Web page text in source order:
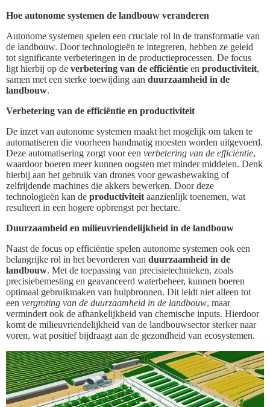
Hoe autonome systemen de landbouw veranderen
Autonome systemen spelen een cruciale rol in de transformatie van
de landbouw. Door technologieën te integreren, hebben ze geleid
tot significante verbeteringen in de productieprocessen. De focus
ligt hierbij op de verbetering van de efficiëntie en productiviteit,
samen met een sterke toewijding aan duurzaamheid in de
landbouw.
Verbetering van de efficiëntie en productiviteit
De inzet van autonome systemen maakt het mogelijk om taken te
automatiseren die voorheen handmatig moesten worden uitgevoerd.
Deze automatisering zorgt voor een verbetering van de efficiëntie,
waardoor boeren meer kunnen oogsten met minder middelen. Denk
hierbij aan het gebruik van drones voor gewasbewaking of
zelfrijdende machines die akkers bewerken. Door deze
technologieën kan de productiviteit aanzienlijk toenemen, wat
resulteert in een hogere opbrengst per hectare.
Duurzaamheid en milieuvriendelijkheid in de landbouw
Naast de focus op efficiëntie spelen autonome systemen ook een
belangrijke rol in het bevorderen van duurzaamheid in de
landbouw. Met de toepassing van precisietechnieken, zoals
precisiebemesting en geavanceerd waterbeheer, kunnen boeren
optimaal gebruikmaken van hulpbronnen. Dit leidt niet alleen tot
een vergroting van de duurzaamheid in de landbouw, maar
vermindert ook de afhankelijkheid van chemische inputs. Hierdoor
komt de milieuvriendelijkheid van de landbouwsector sterker naar
voren, wat positief bijdraagt aan de gezondheid van ecosystemen.